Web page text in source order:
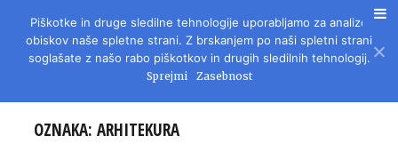
REVIJA ZA LITERATURO, KULTURO IN DRUŽBENA VPRAŠANJA
OZNAKA: ARHITEKURA
Piškotke in druge sledilne tehnologije uporabljamo za analizo
obiskov naše spletne strani. Z brskanjem po naši spletni strani
soglašate z našo rabo piškotkov in drugih sledilnih tehnologij.
Sprejmi Zasebnost